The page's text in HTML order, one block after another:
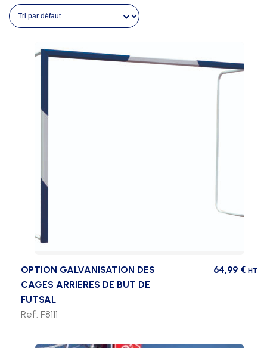
OPTION GALVANISATION DES
CAGES ARRIERES DE BUT DE
FUTSAL
64,99 € HT
Ref. F8111